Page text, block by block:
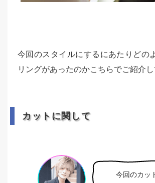
今回のスタイルにするにあたりどの
リングがあったのかこちらでご紹介
カットに関して
今回のカッ